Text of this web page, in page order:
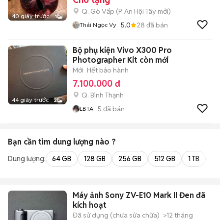
40 giây trước 1
Q. Gò Vấp (P. An Hội Tây mới)
Thái Ngọc Vy 5.0 28 đã bán
44 giây trước 2
Bộ phụ kiện Vivo X300 Pro
Photographer Kit còn mới
Mới Hết bảo hành
7.100.000 đ
Q. Bình Thạnh
LBTA 5 đã bán
Bạn cần tìm dung lượng nào ?
Dung lượng: 64 GB 128 GB 256 GB 512 GB 1 TB
Máy ảnh Sony ZV-E10 Mark II Đen đã
kích hoạt
Đã sử dụng (chưa sửa chữa) >12 tháng